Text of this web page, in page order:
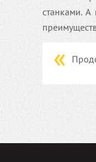
станками.